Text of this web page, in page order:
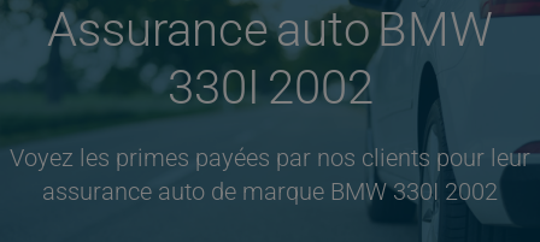
Assurance auto BMW
330I 2002
Voyez les primes payées par nos clients pour leur
assurance auto de marque BMW 330I 2002